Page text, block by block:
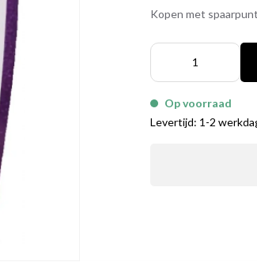
Kopen met
Op voorraad
Levertijd: 1-2